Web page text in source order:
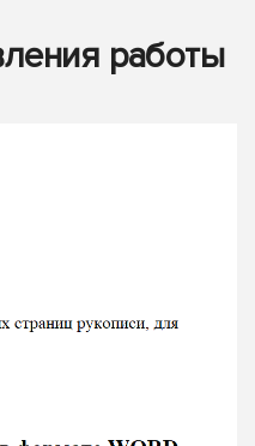
работы